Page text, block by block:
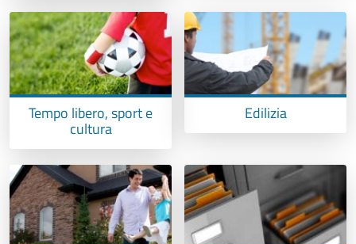
Tempo libero, sport e
cultura
Edilizia